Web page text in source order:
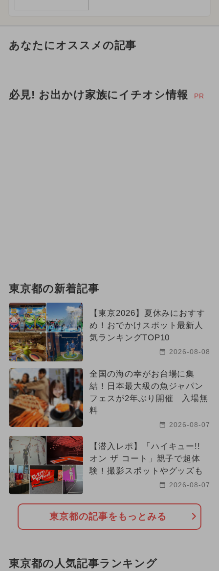
あなたにオススメの記事
必見! お出かけ家族にイチオシ情報 PR
東京都の新着記事
【東京2026】夏休みにおすす
め！おでかけスポット最新人
気ランキングTOP10
2026-08-08
全国の海の幸がお台場に集
結！日本最大級の魚ジャパン
フェスが2年ぶり開催 入場無
料
2026-08-07
【潜入レポ】「ハイキュー!!
オン ザ コート」親子で超体
験！撮影スポットやグッズも
2026-08-07
東京都の記事をもっとみる
東京都の人気記事ランキング